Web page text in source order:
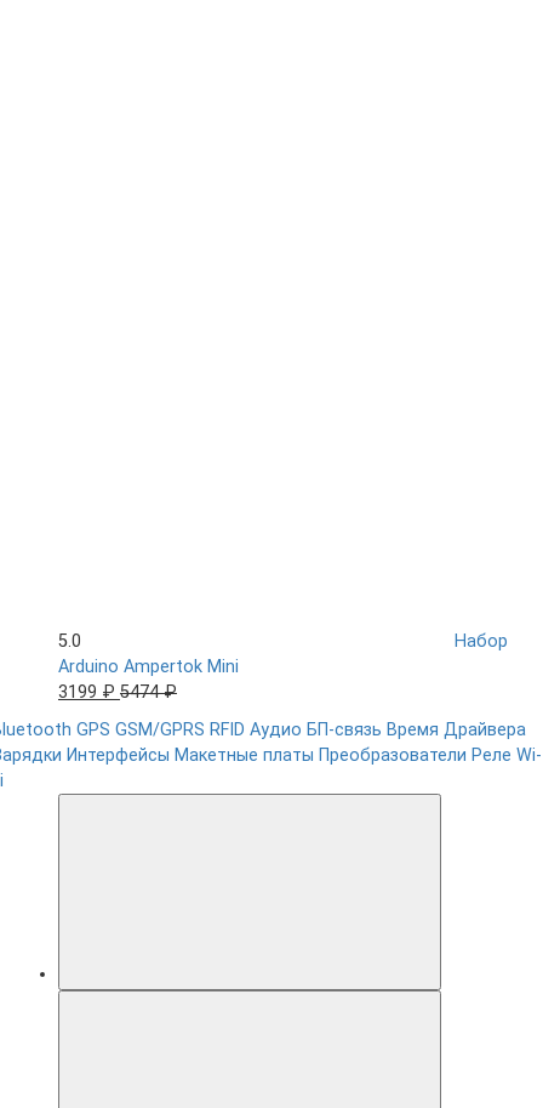
5.0
Набор
Arduino Ampertok Mini
3199 ₽ 5474 ₽
GPS GSM/GPRS RFID Аудио БП-связь Время Драйвера
Интерфейсы Макетные платы Преобразователи Реле Wi-